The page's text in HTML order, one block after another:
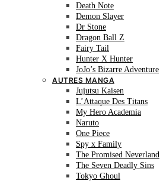
Death Note
Demon Slayer
Dr Stone
Dragon Ball Z
Fairy Tail
Hunter X Hunter
JoJo’s Bizarre Adventure
AUTRES MANGA
Jujutsu Kaisen
L’Attaque Des Titans
My Hero Academia
Naruto
One Piece
Spy x Family
The Promised Neverland
The Seven Deadly Sins
Tokyo Ghoul